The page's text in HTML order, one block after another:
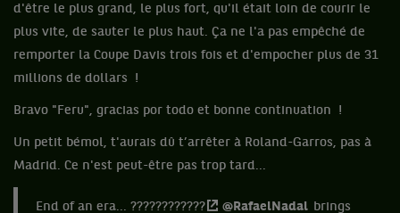
d'être le plus grand, le plus fort, qu'il était loin de courir le
plus vite, de sauter le plus haut. Ça ne l'a pas empêché de
remporter la Coupe Davis trois fois et d'empocher plus de 31
millions de dollars !
Bravo "Feru", gracias por todo et bonne continuation !
Un petit bémol, t'aurais dû t’arrêter à Roland-Garros, pas à
Madrid. Ce n'est peut-être pas trop tard...
End of an era... ???????????? @RafaelNadal brings